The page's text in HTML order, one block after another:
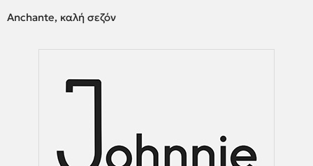
Anchante, καλή σεζόν